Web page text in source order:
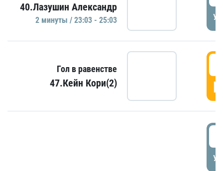
40.Лазушин Александр
2 минуты / 23:03 - 25:03
Гол в равенстве
47.Кейн Кори(2)